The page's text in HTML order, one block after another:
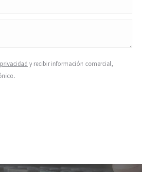
y recibir información comercial,